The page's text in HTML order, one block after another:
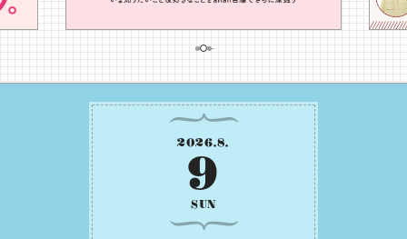
2026.8.
9
SUN